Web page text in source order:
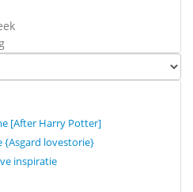
[After Harry Potter]
{Asgard lovestorie}
inspiratie